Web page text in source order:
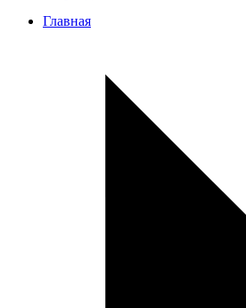
Главная